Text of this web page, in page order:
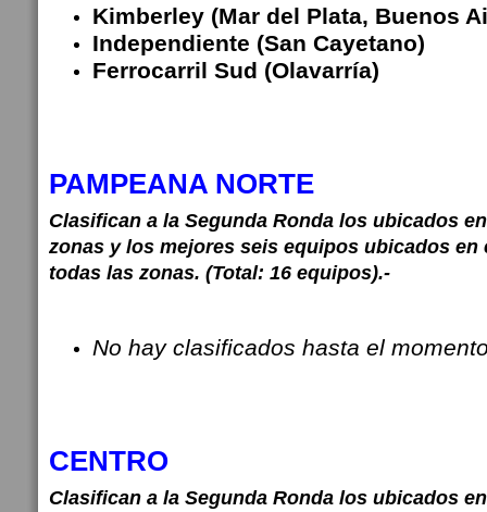
Kimberley (Mar del Plata, Buenos
Independiente (San Cayetano)
Ferrocarril Sud (Olavarría)
PAMPEANA NORTE
Clasifican a la Segunda Ronda los ubicados
zonas y los mejores seis equipos ubicados en
todas las zonas. (Total: 16 equipos).-
No hay clasificados hasta el
CENTRO
Clasifican a la Segunda Ronda los ubicados